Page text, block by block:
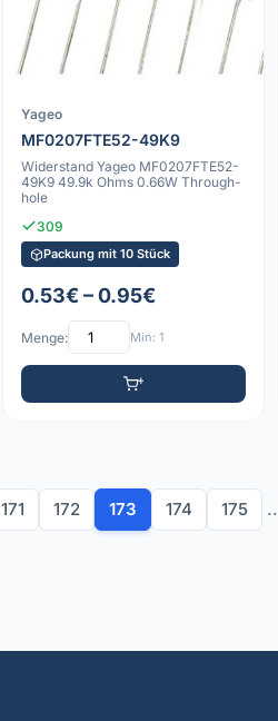
Yageo
MF0207FTE52-49K9
Widerstand Yageo MF0207FTE52-
49K9 49.9k Ohms 0.66W Through-
hole
309
Packung mit 10 Stück
0.53€ – 0.95€
Menge: Min: 1
171 172 173 174 175